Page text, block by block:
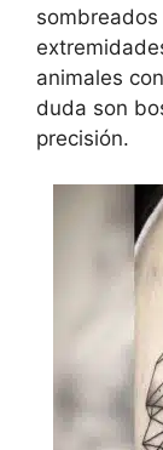
animales
duda son
precisión.